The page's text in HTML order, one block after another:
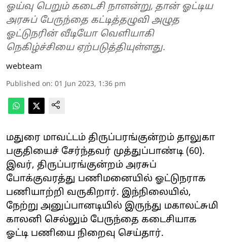
ஓய்வு பெறும் கடைசி நாளன்று, தான் ஓட்டிய
அரசுப் பேருந்தை கட்டித்தழுவி அழுத
ஓட்டுநரின் வீடியோ வெளியாகி
நெகிழ்ச்சியை ஏற்படுத்தியுள்ளது.
webteam
Published on: 01 Jun 2023, 1:36 pm
மதுரை மாவட்டம் திருப்பரங்குன்றம் தாலுகா
பகுதியைச் சேர்ந்தவர் முத்துப்பாண்டி (60).
இவர், திருப்பரங்குன்றம் அரசுப்
போக்குவரத்து பணிமனையில் ஓட்டுநராக
பணியாற்றி வருகிறார். இந்நிலையில்,
நேற்று அனுப்பானடியில் இருந்து மகாலட்சுமி
காலனி செல்லும் பேருந்தை கடைசியாக
ஓட்டி பணியை நிறைவு செய்தார்.